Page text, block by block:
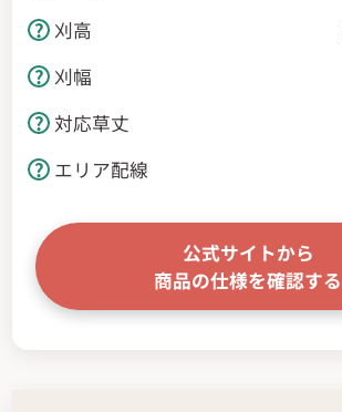
刈高
刈幅
対応草丈
エリア配線
公式サイトから
商品の仕様を確認する